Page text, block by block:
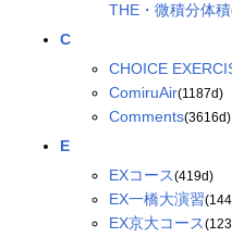
THE・微積分体積
C
CHOICE
ComiruAir(1187d)
Comments(3616d)
E
EXコース(419d)
EX一橋大演習
EX京大コース